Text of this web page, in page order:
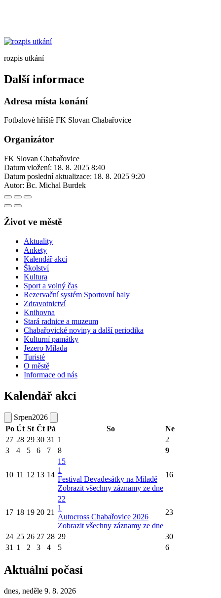
rozpis utkání
Další informace
Adresa místa konání
Fotbalové hřiště FK Slovan Chabařovice
Organizátor
FK Slovan Chabařovice
Datum vložení: 18. 8. 2025 8:40
Datum poslední aktualizace: 18. 8. 2025 9:20
Autor: Bc. Michal Burdek
Život ve městě
Aktuality
Ankety
Kalendář akcí
Školství
Kultura
Sport a volný čas
Rezervační systém Sportovní haly
Zdravotnictví
Knihovna
Stará radnice a muzeum
Chabařovické noviny a další periodika
Kulturní památky
Jezero Milada
Turisté
O městě
Informace od nás
Kalendář akcí
Srpen2026
Po Út St Čt Pá So
Ne
27 28 29 30 31 1
2
3
4 5 6 7 8 9
10 11 12 13 14
15
1
Festival Devadesátky na Miladě
Zobrazit všechny záznamy ze dne
16
17 18 19 20 21
22
1
Autocross Chabařovice 2026
Zobrazit všechny záznamy ze dne
23
24 25 26 27 28 29
30
31 1 2 3 4 5 6
Aktuální počasí
dnes, neděle 9. 8. 2026